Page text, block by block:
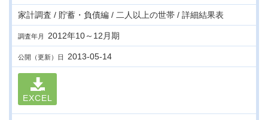
家計調査 / 貯蓄・負債編 / 二人以上の世帯 / 詳細結果表
調査年月 2012年10～12月期
公開（更新）日 2013-05-14
EXCEL